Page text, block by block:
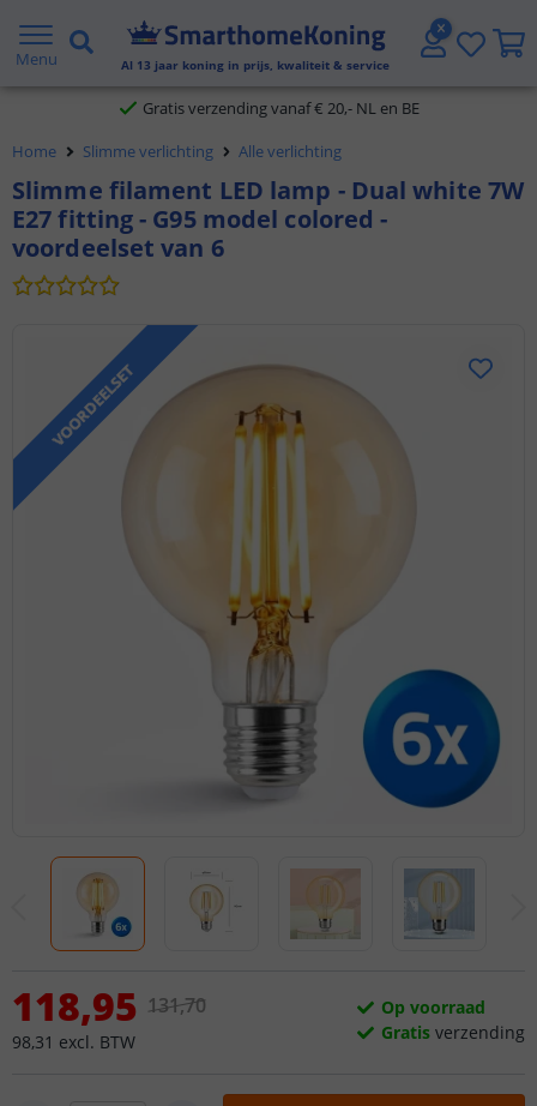
Menu Al 13 jaar koning in prijs, kwaliteit & service
2 jaar garantie
Gratis verzending vanaf € 20,- NL en BE
Klantbeoordeling 9.1
Voor 23:45 uur besteld,morgen in huis
Home Slimme verlichting Alle verlichting
Slimme filament LED lamp - Dual white 7W
E27 fitting - G95 model colored -
voordeelset van 6
VOORDEELSET
118,95
98,31 excl. BTW
131,70
Op voorraad
Gratis verzending